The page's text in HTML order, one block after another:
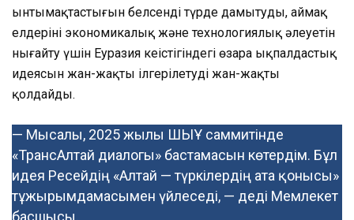
ынтымақтастығын белсенді түрде дамытуды, аймақ
елдерінің экономикалық және технологиялық әлеуетін
нығайту үшін Еуразия кеңістігіндегі өзара ықпалдастық
идеясын жан-жақты ілгерілетуді жан-жақты
қолдайды.
— Мысалы, 2025 жылы ШЫҰ саммитінде
«ТрансАлтай диалогы» бастамасын көтердім. Бұл
идея Ресейдің «Алтай — түркілердің ата қонысы»
тұжырымдамасымен үйлеседі, — деді Мемлекет
басшысы.